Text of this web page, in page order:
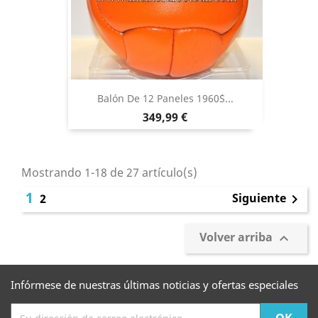
Balón De 12 Paneles 1960´s...
Precio
349,99 €
Mostrando 1-18 de 27 artículo(s)
1 2 Siguiente 
Volver arriba 
Infórmese de nuestras últimas noticias y ofertas especiales